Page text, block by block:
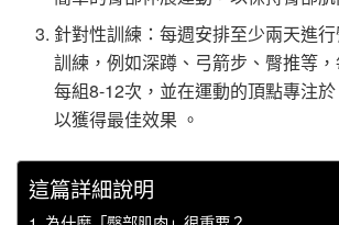
針對性訓練：每週安排至少兩天進
訓練，例如深蹲、弓箭步、臀推等，
每組8-12次，並在運動的頂點專注於
以獲得最佳效果 。
這篇詳細說明